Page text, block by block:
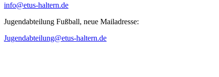
info@etus-haltern.de
Jugendabteilung Fußball, neue Mailadresse:
Jugendabteilung@etus-haltern.de